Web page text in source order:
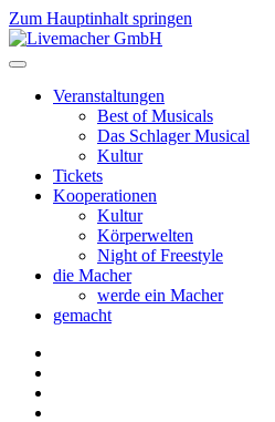
Zum Hauptinhalt springen
Veranstaltungen
Best of Musicals
Das Schlager Musical
Kultur
Tickets
Kooperationen
Kultur
Körperwelten
Night of Freestyle
die Macher
werde ein Macher
gemacht